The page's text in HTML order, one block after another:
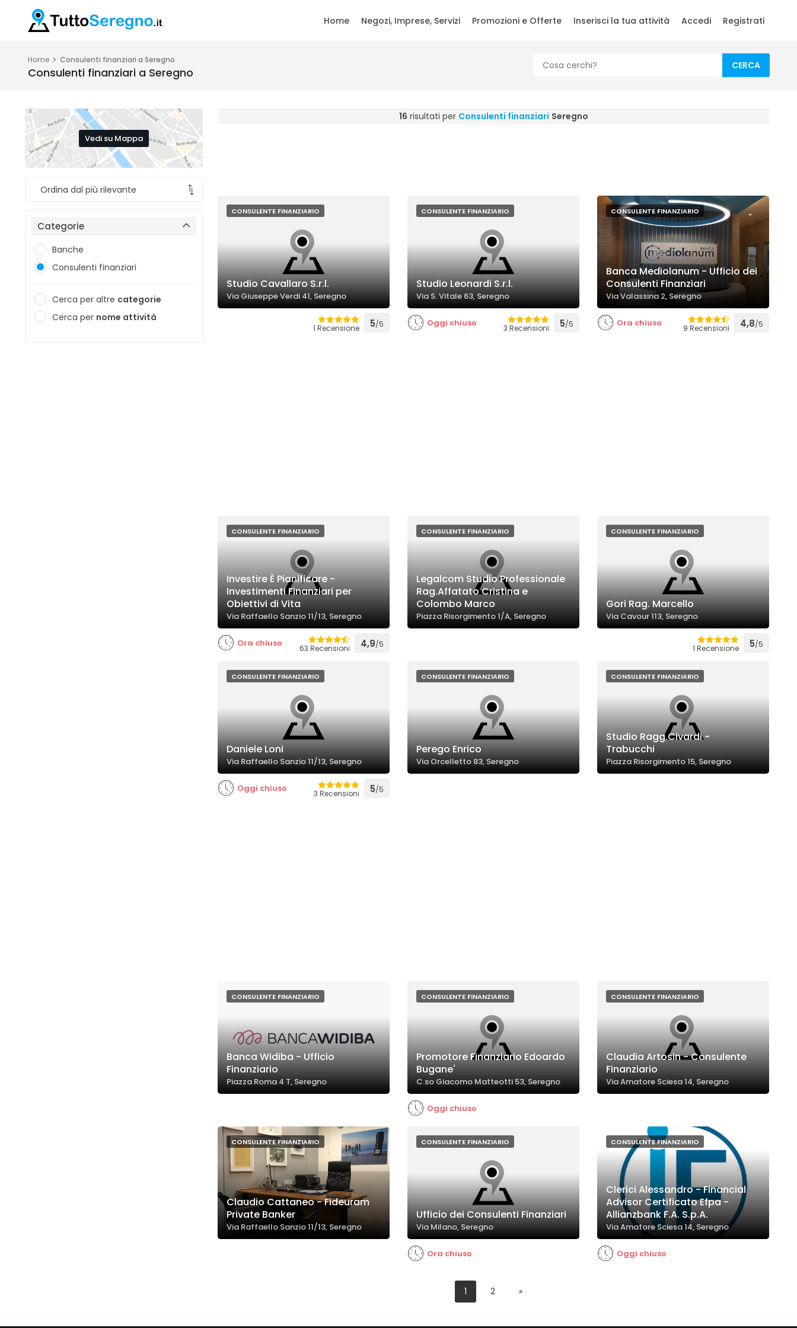
Home Negozi, Imprese, Servizi Promozioni e Offerte Inserisci la tua attività Accedi Registrati
Home Consulenti finanziari a Seregno
Consulenti finanziari a Seregno
CERCA
Vedi su Mappa
Categorie
Banche
Consulenti finanziari
Cerca per altre categorie
Cerca per nome attività
16 risultati per Consulenti finanziari Seregno
CONSULENTE FINANZIARIO
Studio Cavallaro S.r.l.
Via Giuseppe Verdi 41, Seregno
1 Recensione 5/5
CONSULENTE FINANZIARIO
Studio Leonardi S.r.l.
Via S. Vitale 63, Seregno
Oggi chiuso 3 Recensioni 5/5
CONSULENTE FINANZIARIO
Banca Mediolanum - Ufficio dei
Consulenti Finanziari
Via Valassina 2, Seregno
Ora chiuso 9 Recensioni 4,8/5
CONSULENTE FINANZIARIO
Investire È Pianificare -
Investimenti Finanziari per
Obiettivi di Vita
Via Raffaello Sanzio 11/13, Seregno
Ora chiuso 63 Recensioni 4,9/5
CONSULENTE FINANZIARIO
Legalcom Studio Professionale
Rag.Affatato Cristina e
Colombo Marco
Piazza Risorgimento 1/A, Seregno
CONSULENTE FINANZIARIO
Gori Rag. Marcello
Via Cavour 113, Seregno
1 Recensione 5/5
CONSULENTE FINANZIARIO
Daniele Loni
Via Raffaello Sanzio 11/13, Seregno
Oggi chiuso 3 Recensioni 5/5
CONSULENTE FINANZIARIO
Perego Enrico
Via Orcelletto 83, Seregno
CONSULENTE FINANZIARIO
Studio Ragg.Civardi -
Trabucchi
Piazza Risorgimento 15, Seregno
CONSULENTE FINANZIARIO
Banca Widiba - Ufficio
Finanziario
Piazza Roma 4 T, Seregno
CONSULENTE FINANZIARIO
Promotore Finanziario Edoardo
Bugane'
C.so Giacomo Matteotti 53, Seregno
Oggi chiuso
CONSULENTE FINANZIARIO
Claudia Artosin - Consulente
Finanziario
Via Amatore Sciesa 14, Seregno
CONSULENTE FINANZIARIO
Claudio Cattaneo - Fideuram
Private Banker
Via Raffaello Sanzio 11/13, Seregno
CONSULENTE FINANZIARIO
Ufficio dei Consulenti Finanziari
Via Milano, Seregno
Ora chiuso
CONSULENTE FINANZIARIO
Clerici Alessandro - Financial
Advisor Certificato Efpa -
Allianzbank F.A. S.p.A.
Via Amatore Sciesa 14, Seregno
Oggi chiuso
1 2 »